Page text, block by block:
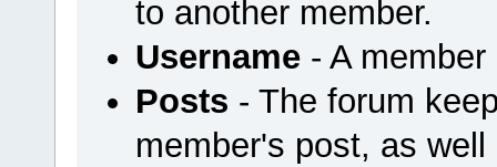
to another member.
Username- A member
Posts - The forum
member's post, as